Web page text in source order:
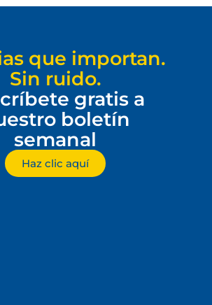
que importan.
Sin ruido.
gratis a
boletín
semanal
Haz clic aquí